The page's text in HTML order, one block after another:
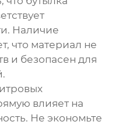
Наличие
что материал не
и безопасен для
влияет на
Не экономьте